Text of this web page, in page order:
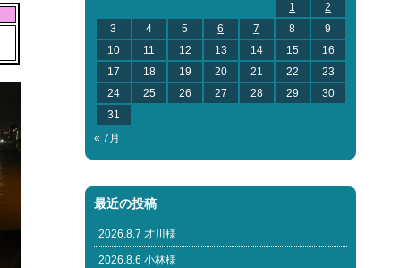
1
2
3
4 5 6 7 8
9
10
11 12 13 14 15
16
17
18 19 20 21 22
23
24
25 26 27 28 29
30
31
« 7月
最近の投稿
2026.8.7 才川様
2026.8.6 小林様